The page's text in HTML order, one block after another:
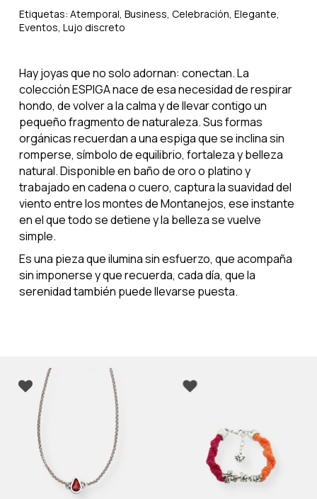
Etiquetas: Atemporal Business Celebración Elegante
Eventos Lujo discreto
Hay joyas que no solo adornan: conectan. La
colección ESPIGA nace de esa necesidad de respirar
hondo, de volver a la calma y de llevar contigo un
pequeño fragmento de naturaleza. Sus formas
orgánicas recuerdan a una espiga que se inclina sin
romperse, símbolo de equilibrio, fortaleza y belleza
natural. Disponible en baño de oro o platino y
trabajado en cadena o cuero, captura la suavidad del
viento entre los montes de Montanejos, ese instante
en el que todo se detiene y la belleza se vuelve
simple.
Es una pieza que ilumina sin esfuerzo, que acompaña
sin imponerse y que recuerda, cada día, que la
serenidad también puede llevarse puesta.